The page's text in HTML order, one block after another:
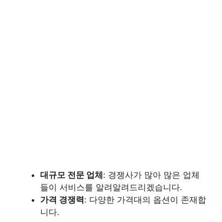
대규모 전문 업체: 경쟁사가 많아 많은 업체
들이 서비스를 알려알려드리겠습니다.
가격 경쟁력: 다양한 가격대의 옵션이 존재합
니다.